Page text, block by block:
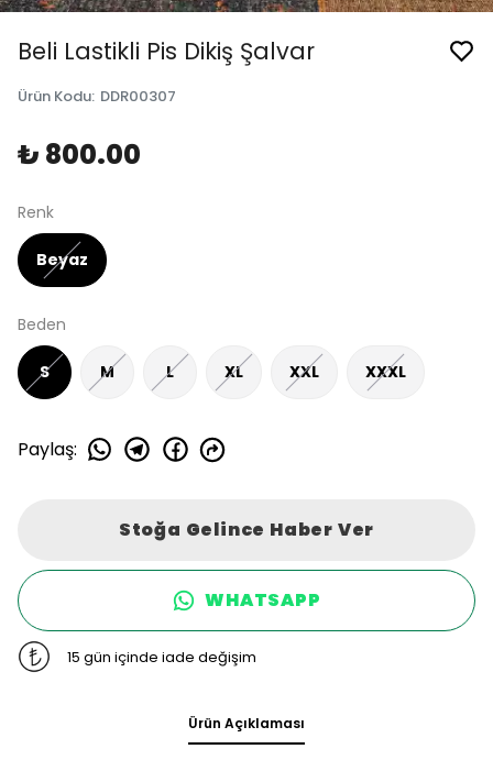
Beli Lastikli Pis Dikiş Şalvar
Ürün Kodu: DDR00307
₺ 800.00
Renk
Beyaz
Beden
S M L XL XXL XXXL
Paylaş:
Stoğa Gelince Haber Ver
WHATSAPP
15 gün içinde iade değişim
Ürün Açıklaması